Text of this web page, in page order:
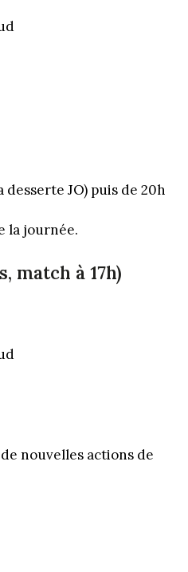
JO) puis de 20h
la journée.
match à 17h)
nouvelles actions de